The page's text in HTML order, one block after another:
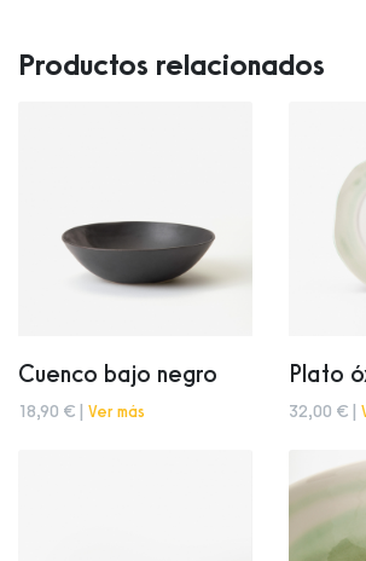
Productos relacionados
Cuenco bajo negro
18,90 € | Ver más
Plato
32,00 € |